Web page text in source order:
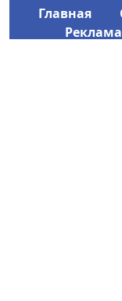
Главная
Реклама